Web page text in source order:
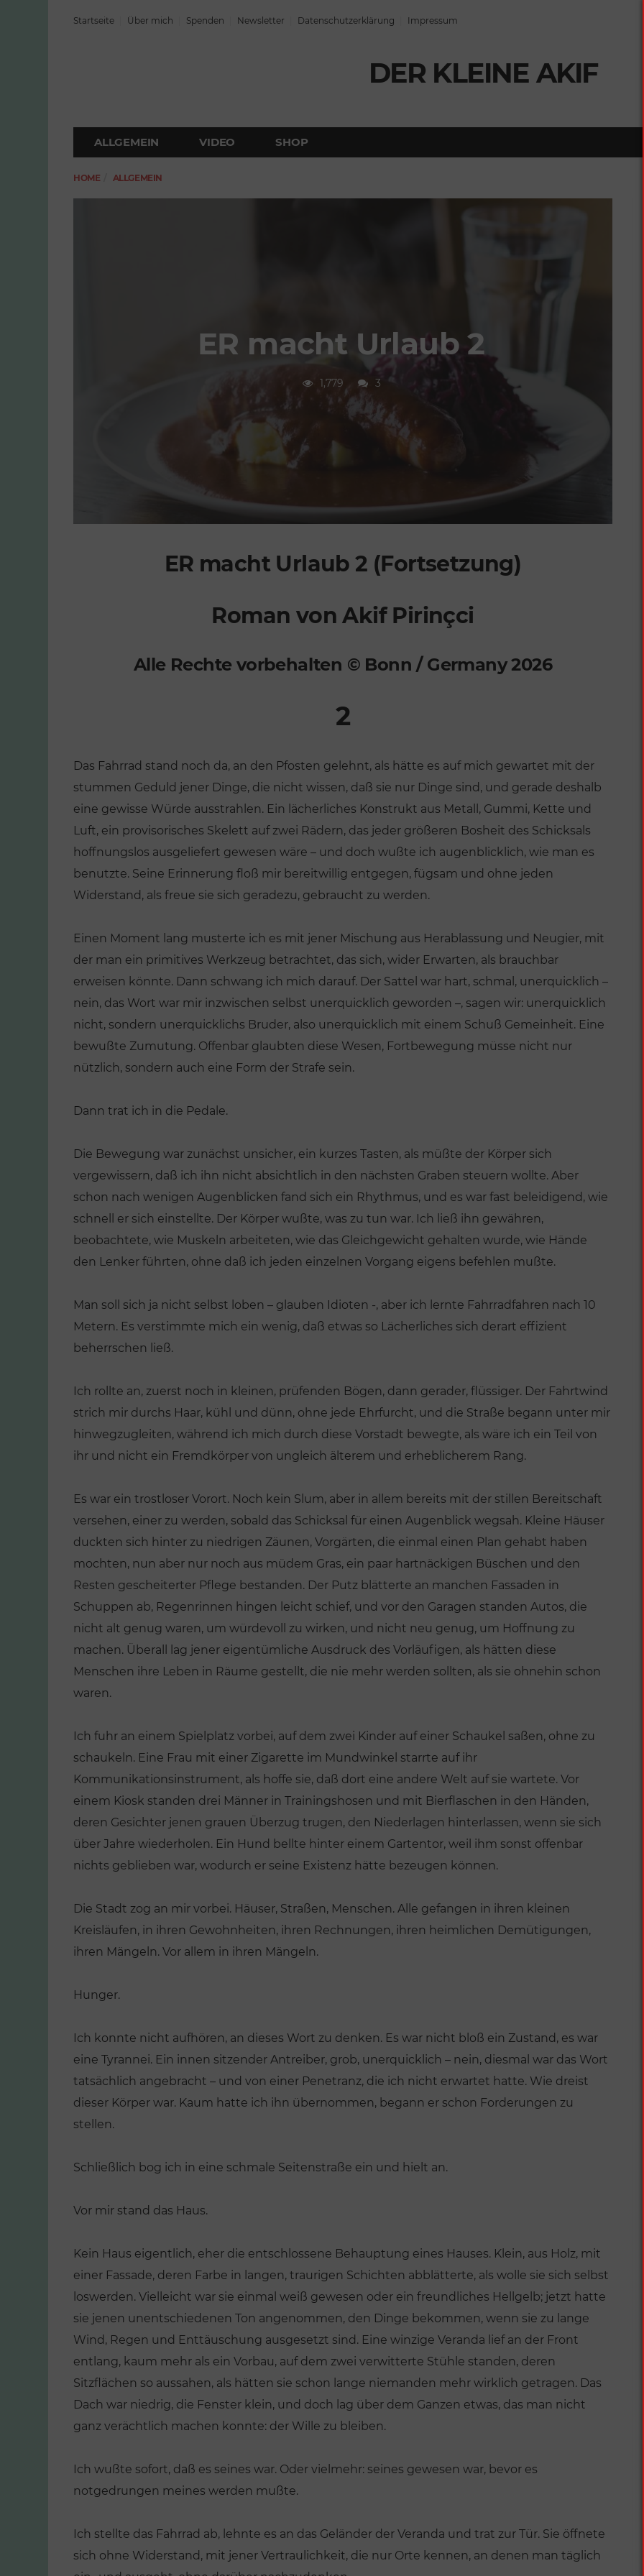
Startseite Über mich Spenden Newsletter Datenschutzerklärung Impressum
DER KLEINE AKIF
ALLGEMEIN VIDEO SHOP
HOME ALLGEMEIN
ER macht Urlaub 2
1,779 3
ER macht Urlaub 2 (Fortsetzung)
Roman von Akif Pirinçci
Alle Rechte vorbehalten © Bonn / Germany 2026
2
Das Fahrrad stand noch da, an den Pfosten gelehnt, als hätte es auf mich gewartet mit der
stummen Geduld jener Dinge, die nicht wissen, daß sie nur Dinge sind, und gerade deshalb
eine gewisse Würde ausstrahlen. Ein lächerliches Konstrukt aus Metall, Gummi, Kette und
Luft, ein provisorisches Skelett auf zwei Rädern, das jeder größeren Bosheit des Schicksals
hoffnungslos ausgeliefert gewesen wäre – und doch wußte ich augenblicklich, wie man es
benutzte. Seine Erinnerung floß mir bereitwillig entgegen, fügsam und ohne jeden
Widerstand, als freue sie sich geradezu, gebraucht zu werden.
Einen Moment lang musterte ich es mit jener Mischung aus Herablassung und Neugier, mit
der man ein primitives Werkzeug betrachtet, das sich, wider Erwarten, als brauchbar
erweisen könnte. Dann schwang ich mich darauf. Der Sattel war hart, schmal, unerquicklich –
nein, das Wort war mir inzwischen selbst unerquicklich geworden –, sagen wir: unerquicklich
nicht, sondern unerquicklichs Bruder, also unerquicklich mit einem Schuß Gemeinheit. Eine
bewußte Zumutung. Offenbar glaubten diese Wesen, Fortbewegung müsse nicht nur
nützlich, sondern auch eine Form der Strafe sein.
Dann trat ich in die Pedale.
Die Bewegung war zunächst unsicher, ein kurzes Tasten, als müßte der Körper sich
vergewissern, daß ich ihn nicht absichtlich in den nächsten Graben steuern wollte. Aber
schon nach wenigen Augenblicken fand sich ein Rhythmus, und es war fast beleidigend, wie
schnell er sich einstellte. Der Körper wußte, was zu tun war. Ich ließ ihn gewähren,
beobachtete, wie Muskeln arbeiteten, wie das Gleichgewicht gehalten wurde, wie Hände
den Lenker führten, ohne daß ich jeden einzelnen Vorgang eigens befehlen mußte.
Man soll sich ja nicht selbst loben – glauben Idioten -, aber ich lernte Fahrradfahren nach 10
Metern. Es verstimmte mich ein wenig, daß etwas so Lächerliches sich derart effizient
beherrschen ließ.
Ich rollte an, zuerst noch in kleinen, prüfenden Bögen, dann gerader, flüssiger. Der Fahrtwind
strich mir durchs Haar, kühl und dünn, ohne jede Ehrfurcht, und die Straße begann unter mir
hinwegzugleiten, während ich mich durch diese Vorstadt bewegte, als wäre ich ein Teil von
ihr und nicht ein Fremdkörper von ungleich älterem und erheblicherem Rang.
Es war ein trostloser Vorort. Noch kein Slum, aber in allem bereits mit der stillen Bereitschaft
versehen, einer zu werden, sobald das Schicksal für einen Augenblick wegsah. Kleine Häuser
duckten sich hinter zu niedrigen Zäunen, Vorgärten, die einmal einen Plan gehabt haben
mochten, nun aber nur noch aus müdem Gras, ein paar hartnäckigen Büschen und den
Resten gescheiterter Pflege bestanden. Der Putz blätterte an manchen Fassaden in
Schuppen ab, Regenrinnen hingen leicht schief, und vor den Garagen standen Autos, die
nicht alt genug waren, um würdevoll zu wirken, und nicht neu genug, um Hoffnung zu
machen. Überall lag jener eigentümliche Ausdruck des Vorläufigen, als hätten diese
Menschen ihre Leben in Räume gestellt, die nie mehr werden sollten, als sie ohnehin schon
waren.
Ich fuhr an einem Spielplatz vorbei, auf dem zwei Kinder auf einer Schaukel saßen, ohne zu
schaukeln. Eine Frau mit einer Zigarette im Mundwinkel starrte auf ihr
Kommunikationsinstrument, als hoffe sie, daß dort eine andere Welt auf sie wartete. Vor
einem Kiosk standen drei Männer in Trainingshosen und mit Bierflaschen in den Händen,
deren Gesichter jenen grauen Überzug trugen, den Niederlagen hinterlassen, wenn sie sich
über Jahre wiederholen. Ein Hund bellte hinter einem Gartentor, weil ihm sonst offenbar
nichts geblieben war, wodurch er seine Existenz hätte bezeugen können.
Die Stadt zog an mir vorbei. Häuser, Straßen, Menschen. Alle gefangen in ihren kleinen
Kreisläufen, in ihren Gewohnheiten, ihren Rechnungen, ihren heimlichen Demütigungen,
ihren Mängeln. Vor allem in ihren Mängeln.
Hunger.
Ich konnte nicht aufhören, an dieses Wort zu denken. Es war nicht bloß ein Zustand, es war
eine Tyrannei. Ein innen sitzender Antreiber, grob, unerquicklich – nein, diesmal war das Wort
tatsächlich angebracht – und von einer Penetranz, die ich nicht erwartet hatte. Wie dreist
dieser Körper war. Kaum hatte ich ihn übernommen, begann er schon Forderungen zu
stellen.
Schließlich bog ich in eine schmale Seitenstraße ein und hielt an.
Vor mir stand das Haus.
Kein Haus eigentlich, eher die entschlossene Behauptung eines Hauses. Klein, aus Holz, mit
einer Fassade, deren Farbe in langen, traurigen Schichten abblätterte, als wolle sie sich selbst
loswerden. Vielleicht war sie einmal weiß gewesen oder ein freundliches Hellgelb; jetzt hatte
sie jenen unentschiedenen Ton angenommen, den Dinge bekommen, wenn sie zu lange
Wind, Regen und Enttäuschung ausgesetzt sind. Eine winzige Veranda lief an der Front
entlang, kaum mehr als ein Vorbau, auf dem zwei verwitterte Stühle standen, deren
Sitzflächen so aussahen, als hätten sie schon lange niemanden mehr wirklich getragen. Das
Dach war niedrig, die Fenster klein, und doch lag über dem Ganzen etwas, das man nicht
ganz verächtlich machen konnte: der Wille zu bleiben.
Ich wußte sofort, daß es seines war. Oder vielmehr: seines gewesen war, bevor es
notgedrungen meines werden mußte.
Ich stellte das Fahrrad ab, lehnte es an das Geländer der Veranda und trat zur Tür. Sie öffnete
sich ohne Widerstand, mit jener Vertraulichkeit, die nur Orte kennen, an denen man täglich
Wie die
Die große
Verschwulung
Deutschland von
Sinnen